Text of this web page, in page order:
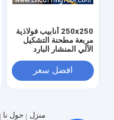
250x250 أنابيب فولاذية
مربعة مطحنة التشكيل
الآلي المنشار البارد
افضل سعر
منزل حول نا